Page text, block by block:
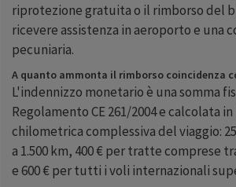
riprotezione gratuita o il rimborso del
ricevere assistenza in aeroporto e una
pecuniaria.
A quanto ammonta il rimborso coincidenza
L'indennizzo monetario è una somma
Regolamento CE 261/2004 e calcolata
chilometrica complessiva del viaggio:
a 1.500 km, 400 € per tratte comprese
e 600 € per tutti i voli internazionali